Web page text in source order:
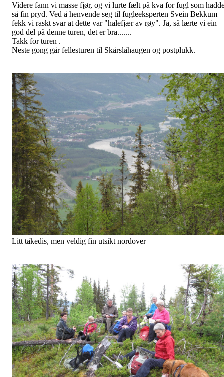
Videre fann vi masse fjør, og vi lurte fælt på kva for fugl som
så fin pryd. Ved å henvende seg til fugleeksperten Svein Bekkum
fekk vi raskt svar at dette var "halefjær av røy". Ja, så lærte vi ein
god del på denne turen, det er bra.......
Takk for turen .
Neste gong går fellesturen til Skårslåhaugen og postplukk.
Litt tåkedis, men veldig fin utsikt nordover